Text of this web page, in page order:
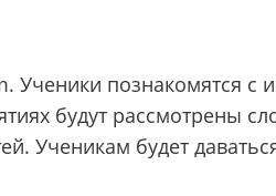
познакомятся с
будут рассмотрены
Ученикам будет